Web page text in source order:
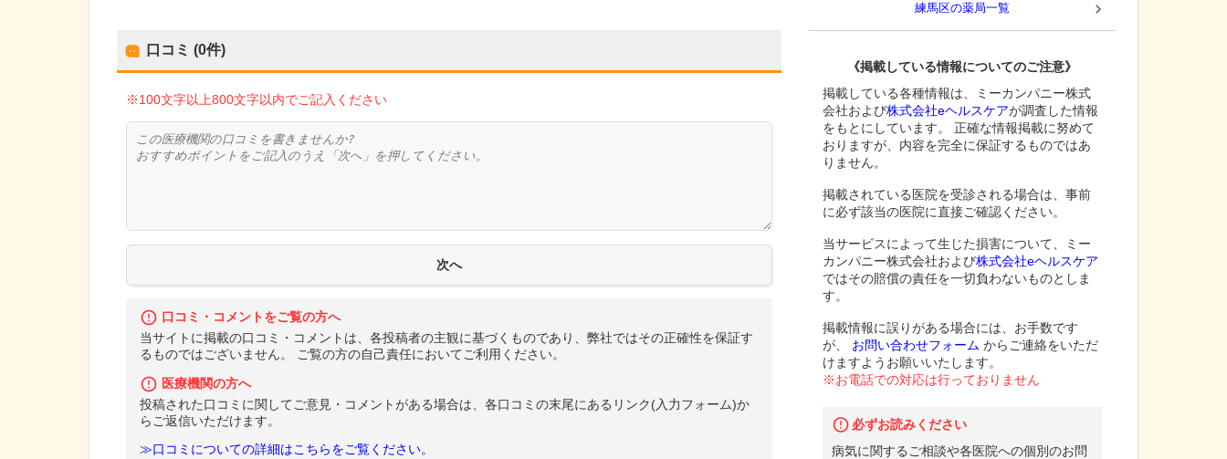
口コミ (0件)
※100文字以上800文字以内でご記入ください
口コミ・コメントをご覧の方へ
当サイトに掲載の口コミ・コメントは、各投稿者の主観に基づくものであり、弊社ではその正確性を保証す
るものではございません。 ご覧の方の自己責任においてご利用ください。
医療機関の方へ
投稿された口コミに関してご意見・コメントがある場合は、各口コミの末尾にあるリンク(入力フォーム)か
らご返信いただけます。
≫口コミについての詳細はこちらをご覧ください。
練馬区の薬局一覧
《掲載している情報についてのご注意》
掲載している各種情報は、ミーカンパニー株式
会社および株式会社eヘルスケアが調査した情報
をもとにしています。 正確な情報掲載に努めて
おりますが、内容を完全に保証するものではあ
りません。
掲載されている医院を受診される場合は、事前
に必ず該当の医院に直接ご確認ください。
当サービスによって生じた損害について、ミー
カンパニー株式会社および株式会社eヘルスケア
ではその賠償の責任を一切負わないものとしま
す。
掲載情報に誤りがある場合には、お手数です
が、
お問い合わせフォーム からご連絡をいただ
けますようお願いいたします。
※お電話での対応は行っておりません
必ずお読みください
病気に関するご相談や各医院への個別のお問